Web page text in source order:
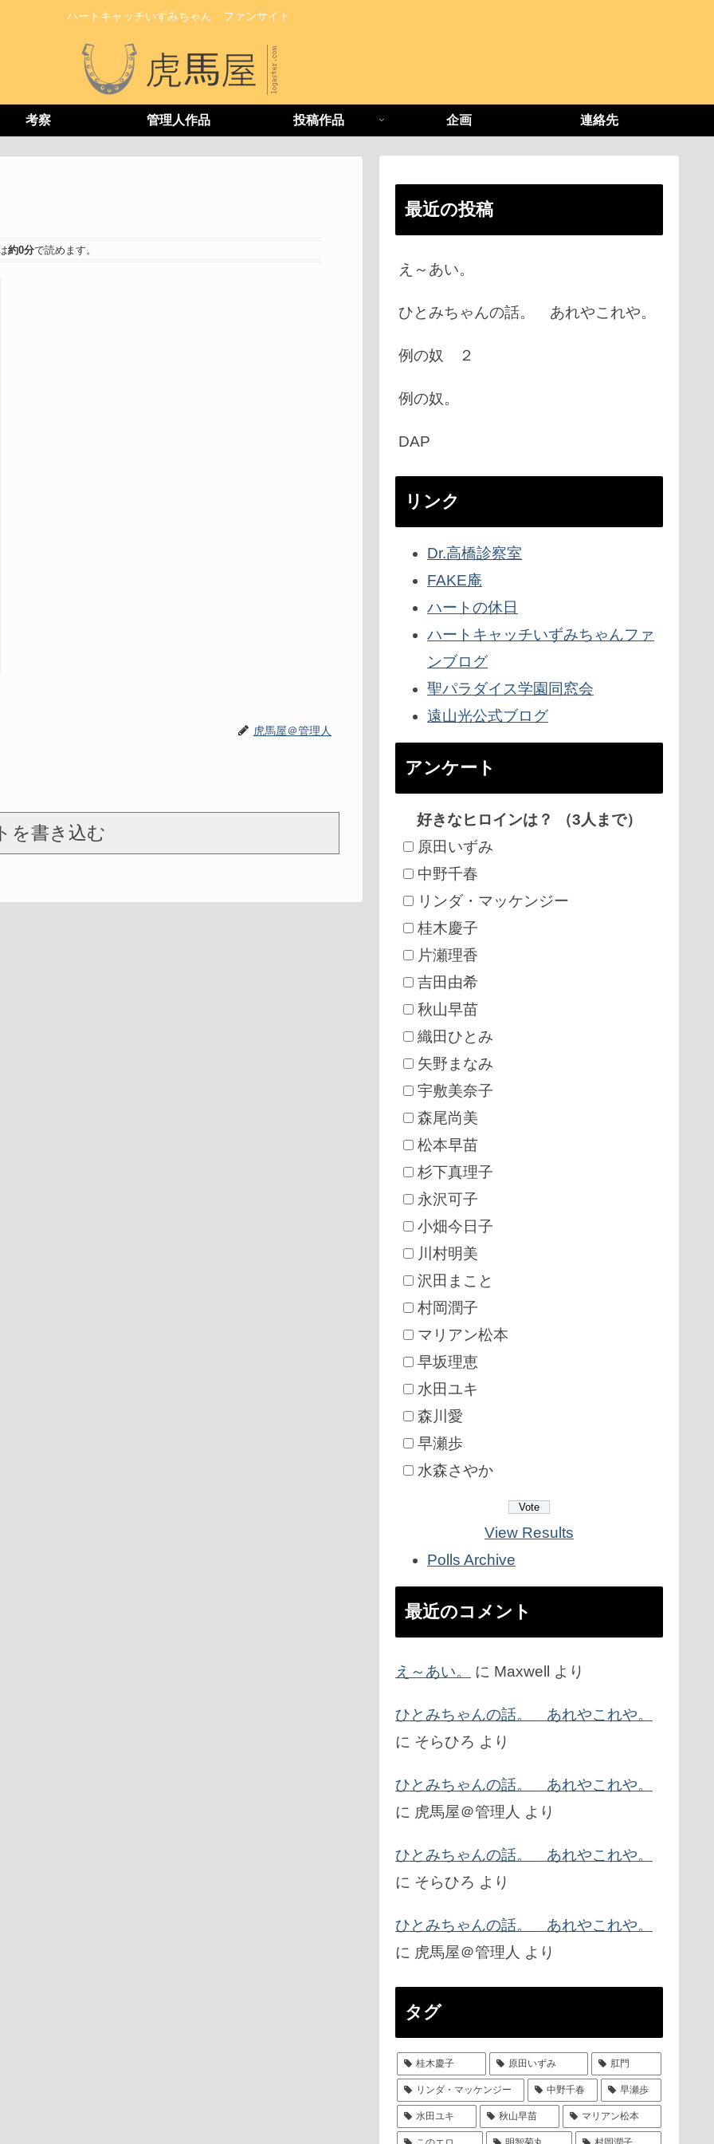
ハートキャッチいずみちゃん ファンサイト
考察 管理人作品 投稿作品 企画 連絡先
約0分で読めます。
虎馬屋＠管理人
を書き込む
最近の投稿
え～あい。
ひとみちゃんの話。 あれやこれや。
例の奴 ２
例の奴。
DAP
リンク
Dr.高橋診察室
FAKE庵
ハートの休日
ハートキャッチいずみちゃんファ
ンブログ
聖パラダイス学園同窓会
遠山光公式ブログ
アンケート
好きなヒロインは？ （3人まで）
原田いずみ
中野千春
リンダ・マッケンジー
桂木慶子
片瀬理香
吉田由希
秋山早苗
織田ひとみ
矢野まなみ
宇敷美奈子
森尾尚美
松本早苗
杉下真理子
永沢可子
小畑今日子
川村明美
沢田まこと
村岡潤子
マリアン松本
早坂理恵
水田ユキ
森川愛
早瀬歩
水森さやか
View Results
Polls Archive
最近のコメント
え～あい。 に Maxwell より
ひとみちゃんの話。 あれやこれや。
に そらひろ より
ひとみちゃんの話。 あれやこれや。
に 虎馬屋＠管理人 より
ひとみちゃんの話。 あれやこれや。
に そらひろ より
ひとみちゃんの話。 あれやこれや。
に 虎馬屋＠管理人 より
タグ
桂木慶子 原田いずみ 肛門
リンダ・マッケンジー 中野千春 早瀬歩
水田ユキ 秋山早苗 マリアン松本